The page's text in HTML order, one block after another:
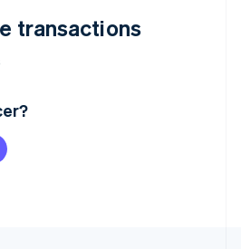
transactions